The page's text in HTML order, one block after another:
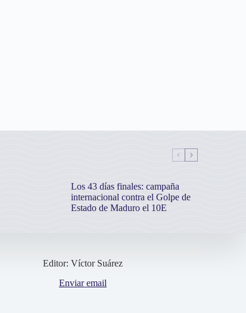
Los 43 días finales: campaña
internacional contra el Golpe de
Estado de Maduro el 10E
Editor: Víctor Suárez
Enviar email